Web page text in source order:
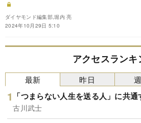
ダイヤモンド編集部,堀内 亮
2024年10月29日 5:10
アクセスランキ
最新
「つまらない人生を送る人」に共
古川武士
昨日